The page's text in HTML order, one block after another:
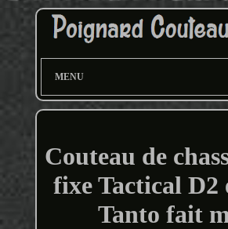
MENU
Couteau de
fixe Tactical D2
Tanto fait